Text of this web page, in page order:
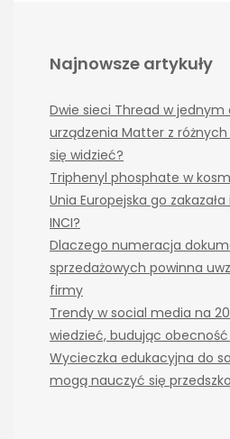
Najnowsze artykuły
Dwie sieci Thread w
urządzenia Matter z
się widzieć?
Triphenyl phosphate w
Unia Europejska go
INCI?
Dlaczego numeracja
sprzedażowych powinna
firmy
Trendy w social media na
wiedzieć, budując
Wycieczka edukacyjna do
mogą nauczyć się